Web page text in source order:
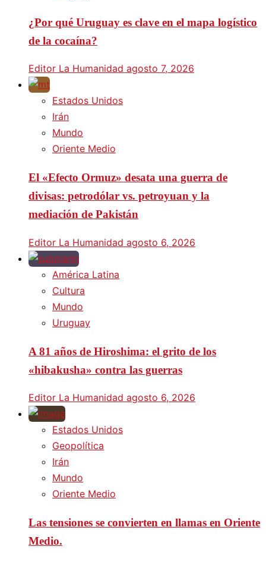
¿Por qué Uruguay es clave en el mapa logístico
de la cocaína?
Editor La Humanidad agosto 7, 2026
Estados Unidos
Irán
Mundo
Oriente Medio
El «Efecto Ormuz» desata una guerra de
divisas: petrodólar vs. petroyuan y la
mediación de Pakistán
Editor La Humanidad agosto 6, 2026
América Latina
Cultura
Mundo
Uruguay
A 81 años de Hiroshima: el grito de los
«hibakusha» contra las guerras
Editor La Humanidad agosto 6, 2026
Estados Unidos
Geopolítica
Irán
Mundo
Oriente Medio
Las tensiones se convierten en llamas en Oriente
Medio.